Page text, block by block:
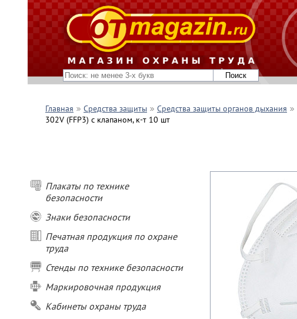
Главная Средства защиты Средства защиты органов дыхания
302V (FFP3) с клапаном, к-т 10 шт
Плакаты по технике
безопасности
Знаки безопасности
Печатная продукция по охране
труда
Стенды по технике безопасности
Маркировочная продукция
Кабинеты охраны труда